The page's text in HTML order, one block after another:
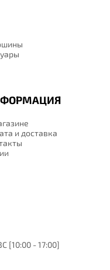
и доставка
[10:00 - 17:00]